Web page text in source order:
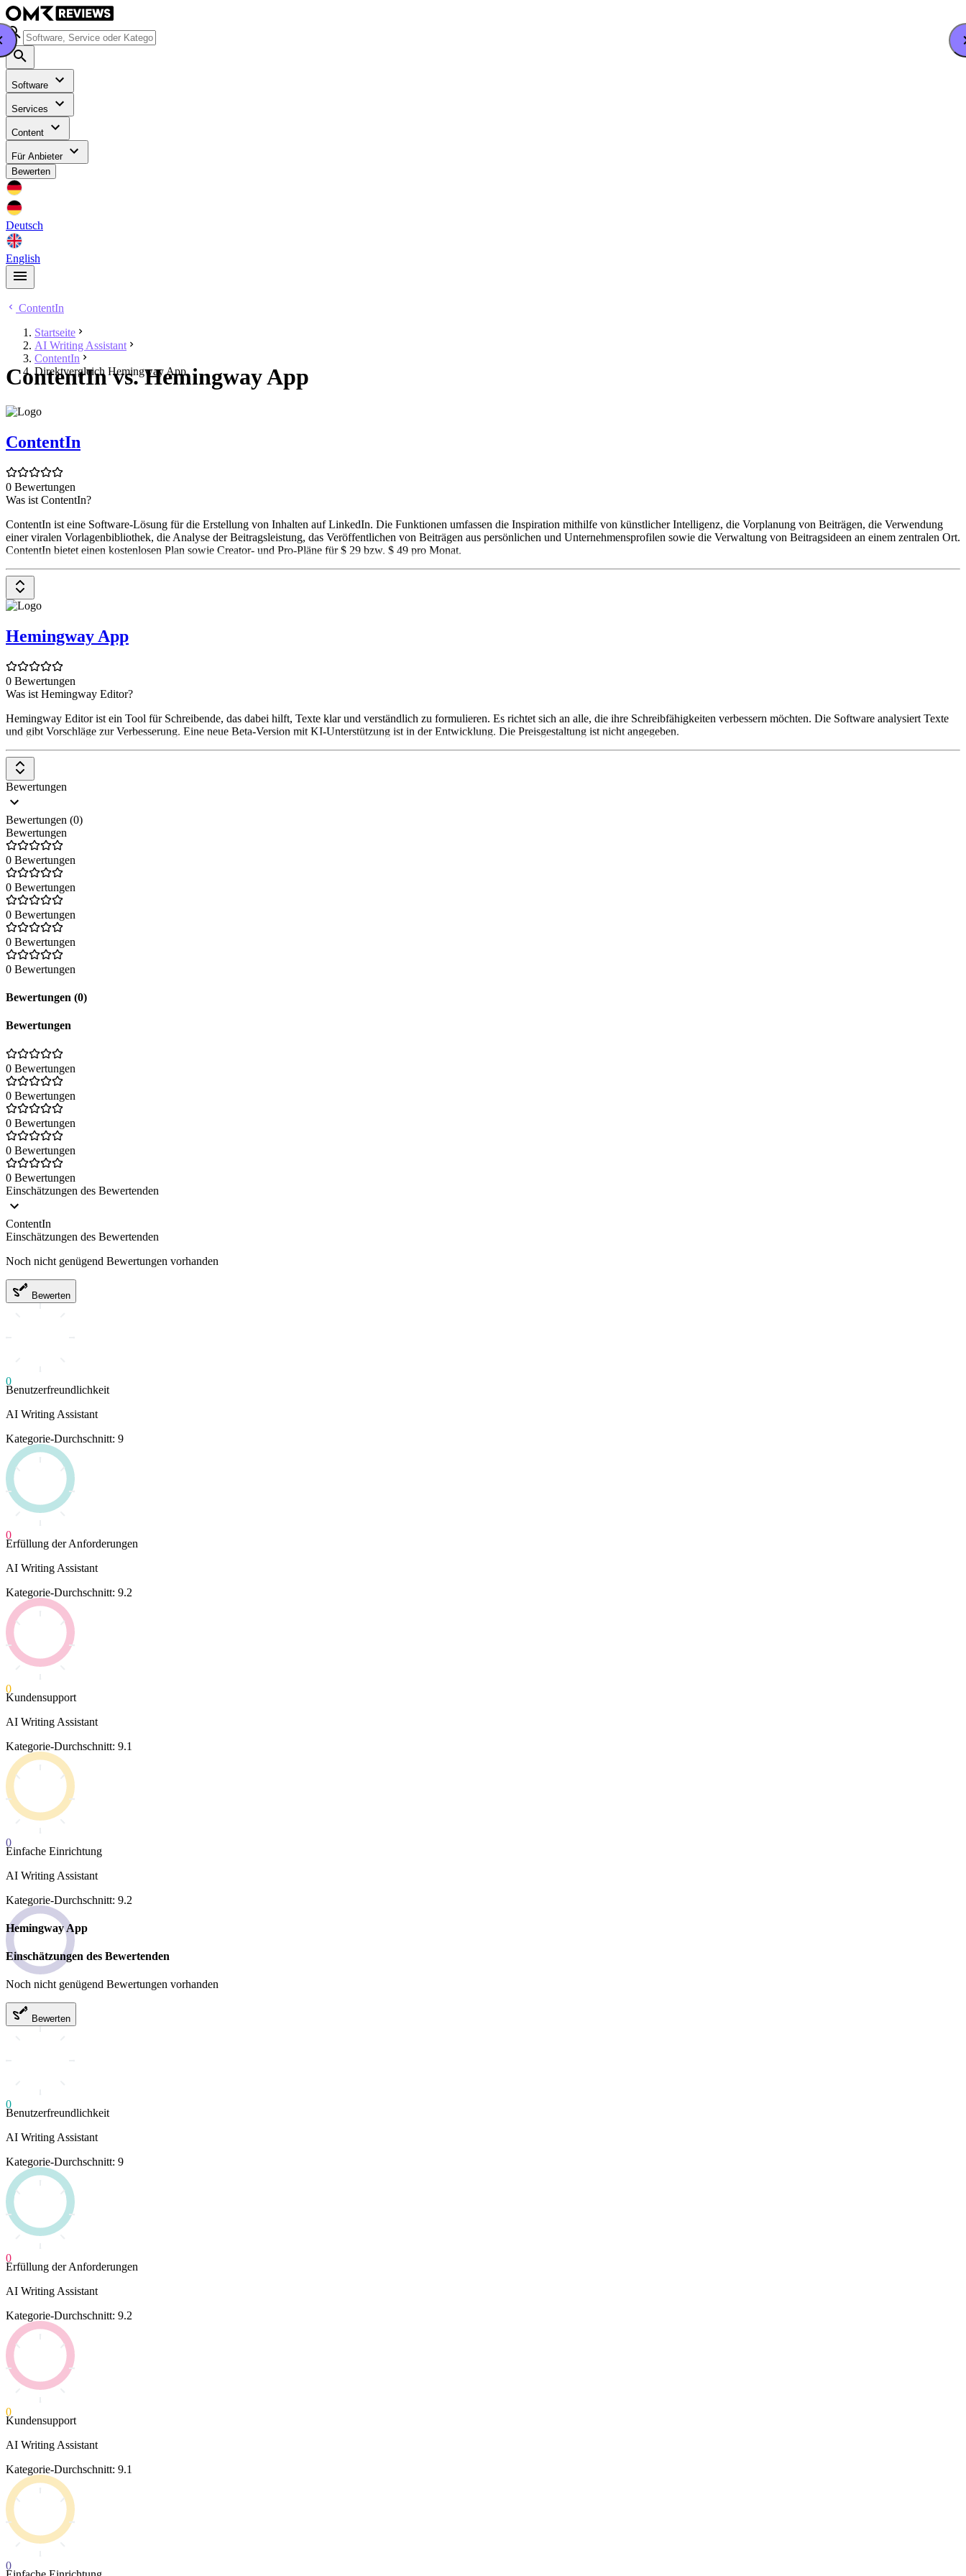
Software
Services
Content
Für Anbieter
Bewerten
Deutsch
English
ContentIn
Startseite
AI Writing Assistant
ContentIn
Direktvergleich Hemingway App
ContentIn vs. Hemingway App
ContentIn
0 Bewertungen
Was ist ContentIn?
ContentIn ist eine Software-Lösung für die Erstellung von Inhalten auf LinkedIn. Die Funktionen umfassen die Inspiration mithilfe von künstlicher Intelligenz, die Vorplanung von Beiträgen, die Verwendung
einer viralen Vorlagenbibliothek, die Analyse der Beitragsleistung, das Veröffentlichen von Beiträgen aus persönlichen und Unternehmensprofilen sowie die Verwaltung von Beitragsideen an einem zentralen Ort.
ContentIn bietet einen kostenlosen Plan sowie Creator- und Pro-Pläne für $ 29 bzw. $ 49 pro Monat.
Hemingway App
0 Bewertungen
Was ist Hemingway Editor?
Hemingway Editor ist ein Tool für Schreibende, das dabei hilft, Texte klar und verständlich zu formulieren. Es richtet sich an alle, die ihre Schreibfähigkeiten verbessern möchten. Die Software analysiert Texte
und gibt Vorschläge zur Verbesserung. Eine neue Beta-Version mit KI-Unterstützung ist in der Entwicklung. Die Preisgestaltung ist nicht angegeben.
Bewertungen
Bewertungen (0)
Bewertungen
0 Bewertungen
0 Bewertungen
0 Bewertungen
0 Bewertungen
0 Bewertungen
Bewertungen (0)
Bewertungen
0 Bewertungen
0 Bewertungen
0 Bewertungen
0 Bewertungen
0 Bewertungen
Einschätzungen des Bewertenden
ContentIn
Einschätzungen des Bewertenden
Noch nicht genügend Bewertungen vorhanden
Bewerten
0
Benutzerfreundlichkeit
AI Writing Assistant
Kategorie-Durchschnitt: 9
0
Erfüllung der Anforderungen
AI Writing Assistant
Kategorie-Durchschnitt: 9.2
0
Kundensupport
AI Writing Assistant
Kategorie-Durchschnitt: 9.1
0
Einfache Einrichtung
AI Writing Assistant
Kategorie-Durchschnitt: 9.2
Hemingway App
Einschätzungen des Bewertenden
Noch nicht genügend Bewertungen vorhanden
Bewerten
0
Benutzerfreundlichkeit
AI Writing Assistant
Kategorie-Durchschnitt: 9
0
Erfüllung der Anforderungen
AI Writing Assistant
Kategorie-Durchschnitt: 9.2
0
Kundensupport
AI Writing Assistant
Kategorie-Durchschnitt: 9.1
0